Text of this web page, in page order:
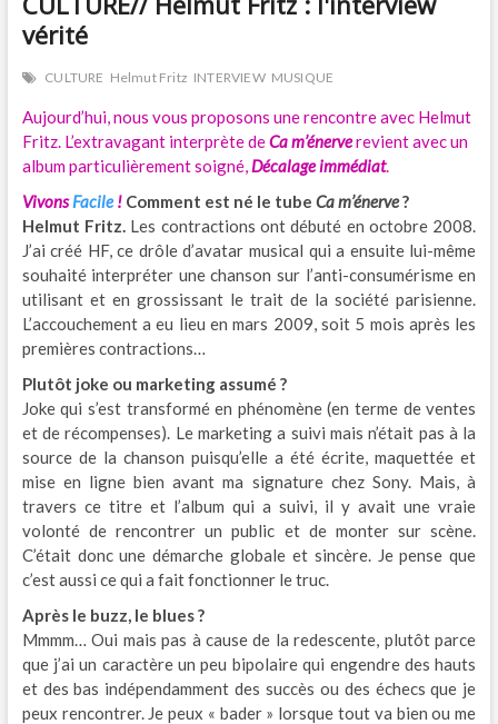
vérité
CULTURE Helmut Fritz INTERVIEW MUSIQUE
Aujourd’hui, nous vous proposons une rencontre avec Helmut
Fritz. L’extravagant interprète deCa m’énerverevient avec un
album particulièrement soigné,Décalage immédiat.
VivonsFacile !Comment est né le tube Ca m’énerve?
Helmut Fritz. Les contractions ont débuté en octobre 2008.
J’ai créé HF, ce drôle d’avatar musical qui a ensuite lui-même
souhaité interpréter une chanson sur l’anti-consumérisme en
utilisant et en grossissant le trait de la société parisienne.
L’accouchement a eu lieu en mars 2009, soit 5 mois après les
premières contractions…
Plutôt joke ou marketing assumé ?
Joke qui s’est transformé en phénomène (en terme de ventes
et de récompenses). Le marketing a suivi mais n’était pas à la
source de la chanson puisqu’elle a été écrite, maquettée et
mise en ligne bien avant ma signature chez Sony. Mais, à
travers ce titre et l’album qui a suivi, il y avait une vraie
volonté de rencontrer un public et de monter sur scène.
C’était donc une démarche globale et sincère. Je pense que
c’est aussi ce qui a fait fonctionner le truc.
Après le buzz, le blues ?
Mmmm… Oui mais pas à cause de la redescente, plutôt parce
que j’ai un caractère un peu bipolaire qui engendre des hauts
et des bas indépendamment des succès ou des échecs que je
peux rencontrer. Je peux « bader » lorsque tout va bien ou me